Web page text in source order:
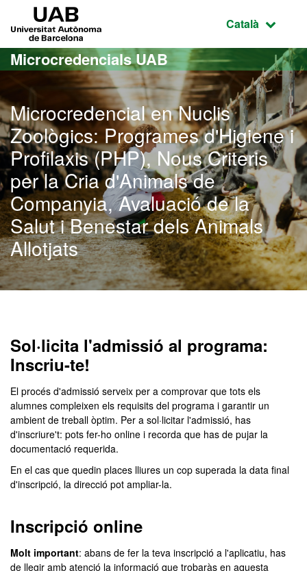
Ves al contingut principal
Ves a la navegació de la pàgina
Idioma
Català
Microcredencials UAB
Microcredencial en Nuclis
Zoològics: Programes d'Higiene i
Profilaxis (PHP), Nous Criteris
per la Cria d'Animals de
Companyia, Avaluació de la
Salut i Benestar dels Animals
Allotjats
Sol·licita l'admissió al programa:
Inscriu-te!
El procés d'admissió serveix per a comprovar que tots els
alumnes compleixen els requisits del programa i garantir un
ambient de treball òptim. Per a sol·licitar l'admissió, has
d'inscriure't: pots fer-ho online i recorda que has de pujar la
documentació requerida.
En el cas que quedin places lliures un cop superada la data final
d'inscripció, la direcció pot ampliar-la.
Inscripció online
Molt important: abans de fer la teva inscripció a l'aplicatiu, has
de llegir amb atenció la informació que trobaràs en aquesta